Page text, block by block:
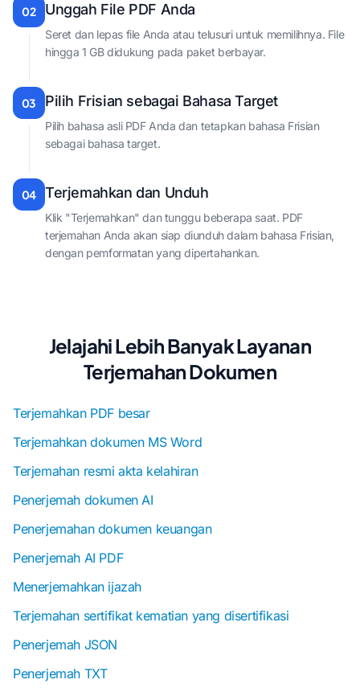
02 Unggah File PDF Anda
Seret dan lepas file Anda atau telusuri untuk memilihnya. File
hingga 1 GB didukung pada paket berbayar.
03 Pilih Frisian sebagai Bahasa Target
Pilih bahasa asli PDF Anda dan tetapkan bahasa Frisian
sebagai bahasa target.
04 Terjemahkan dan Unduh
Klik "Terjemahkan" dan tunggu beberapa saat. PDF
terjemahan Anda akan siap diunduh dalam bahasa Frisian,
dengan pemformatan yang dipertahankan.
Jelajahi Lebih Banyak Layanan
Terjemahan Dokumen
Terjemahkan PDF besar
Terjemahkan dokumen MS Word
Terjemahan resmi akta kelahiran
Penerjemah dokumen AI
Penerjemahan dokumen keuangan
Penerjemah AI PDF
Menerjemahkan ijazah
Terjemahan sertifikat kematian yang disertifikasi
Penerjemah JSON
Penerjemah TXT